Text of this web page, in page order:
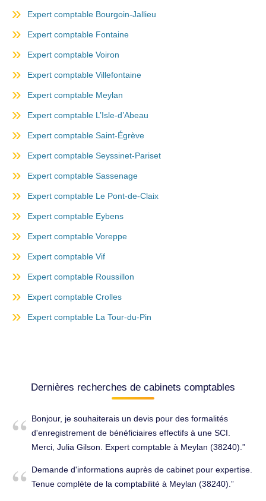
Expert comptable Bourgoin-Jallieu
Expert comptable Fontaine
Expert comptable Voiron
Expert comptable Villefontaine
Expert comptable Meylan
Expert comptable L’Isle-d’Abeau
Expert comptable Saint-Égrève
Expert comptable Seyssinet-Pariset
Expert comptable Sassenage
Expert comptable Le Pont-de-Claix
Expert comptable Eybens
Expert comptable Voreppe
Expert comptable Vif
Expert comptable Roussillon
Expert comptable Crolles
Expert comptable La Tour-du-Pin
Dernières recherches de cabinets comptables
Bonjour, je souhaiterais un devis pour des formalités
d'enregistrement de bénéficiaires effectifs à une SCI.
Merci, Julia Gilson. Expert comptable à Meylan (38240).
Demande d'informations auprès de cabinet pour expertise.
Tenue complète de la comptabilité à Meylan (38240).